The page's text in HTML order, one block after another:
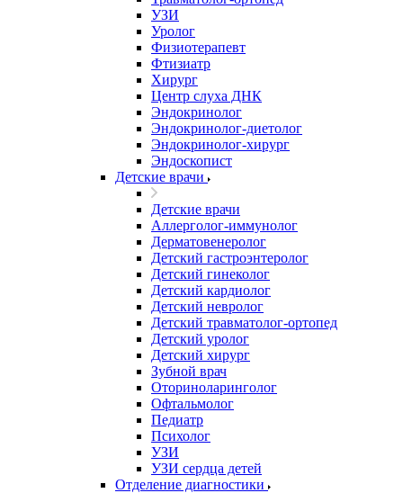
УЗИ
Уролог
Физиотерапевт
Фтизиатр
Хирург
Центр слуха ДНК
Эндокринолог
Эндокринолог-диетолог
Эндокринолог-хирург
Эндоскопист
Детские врачи
Детские врачи
Аллерголог-иммунолог
Дерматовенеролог
Детский гастроэнтеролог
Детский гинеколог
Детский кардиолог
Детский невролог
Детский травматолог-ортопед
Детский уролог
Детский хирург
Зубной врач
Оториноларинголог
Офтальмолог
Педиатр
Психолог
УЗИ
УЗИ сердца детей
Отделение диагностики